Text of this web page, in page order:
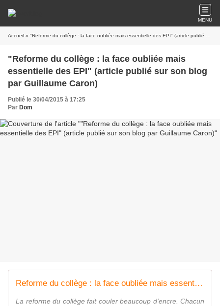
MENU
Accueil » "Reforme du collège : la face oubliée mais essentielle des EPI" (article publié sur son blog par Guillaume Caron)
"Reforme du collège : la face oubliée mais
essentielle des EPI" (article publié sur son blog
par Guillaume Caron)
Publié le 30/04/2015 à 17:25
Par Dom
Reforme du collège : la face oubliée mais essentielle des EPI
La reforme du collège fait couler beaucoup d'encre. Chacun